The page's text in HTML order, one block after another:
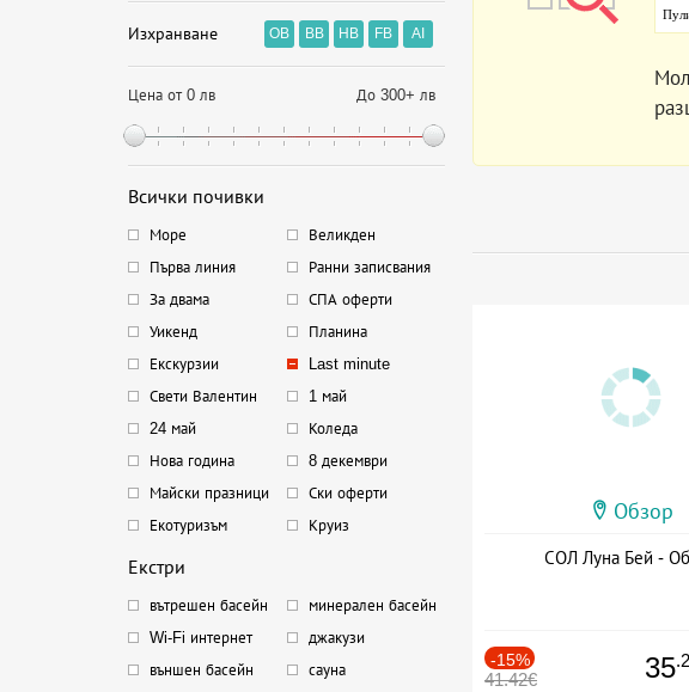
Изхранване OB BB HB FB AI
Цена от 0 лв До 300+ лв
Всички почивки
Море
Великден
Първа линия
Ранни записвания
За двама
СПА оферти
Уикенд
Планина
Екскурзии
Last minute
Свети Валентин
1 май
24 май
Коледа
Нова година
8 декември
Майски празници
Ски оферти
Екотуризъм
Круиз
Екстри
вътрешен басейн
минерален басейн
Wi-Fi интернет
джакузи
външен басейн
сауна
Обзор
СОЛ Луна Бей -
-15%
41.42€ 35